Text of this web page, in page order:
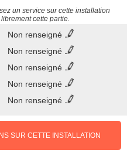
un service sur cette installation
cette partie.
Non renseigné
Non renseigné
Non renseigné
Non renseigné
Non renseigné
SUR CETTE INSTALLATION